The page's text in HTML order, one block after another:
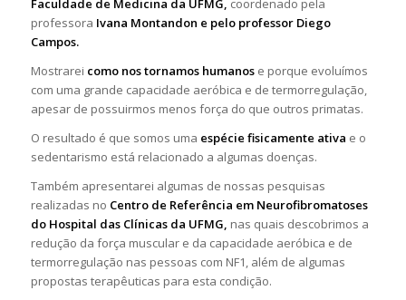
Faculdade de Medicina da UFMG, coordenado pela
professora Ivana Montandon e pelo professor Diego
Campos.
Mostrarei como nos tornamos humanose porque evoluímos
com uma grande capacidade aeróbica e de termorregulação,
apesar de possuirmos menos força do que outros primatas.
O resultado é que somos uma espécie fisicamente ativa e o
sedentarismo está relacionado a algumas doenças.
Também apresentarei algumas de nossas pesquisas
realizadas no Centro de Referência em Neurofibromatoses
do Hospital das Clínicas da UFMG, nas quais descobrimos a
redução da força muscular e da capacidade aeróbica e de
termorregulação nas pessoas com NF1, além de algumas
propostas terapêuticas para esta condição.